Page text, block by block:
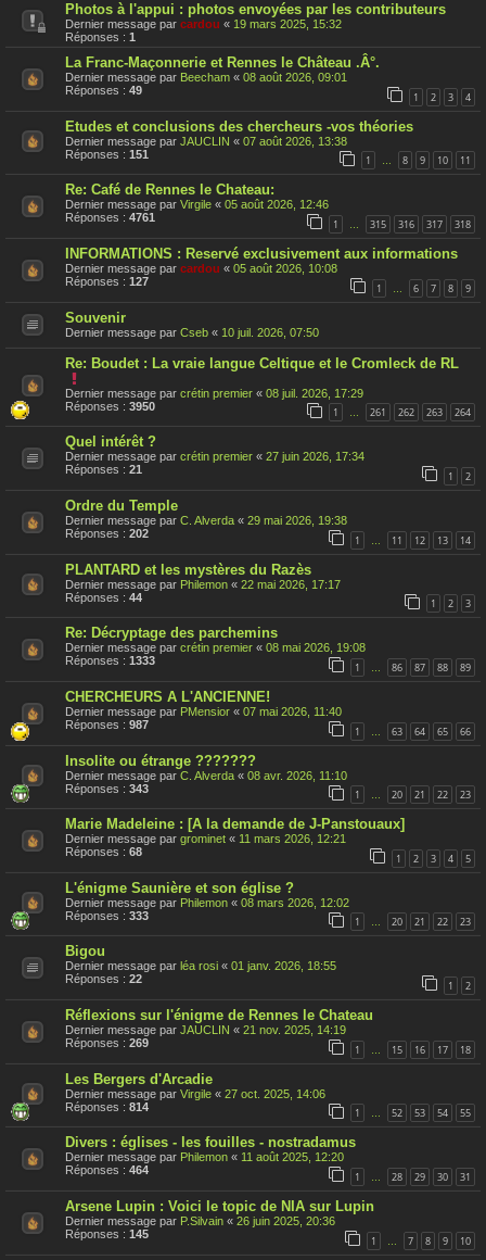
Photos à l'appui : photos envoyées par les contributeurs
Dernier message par cardou « 19 mars 2025, 15:32
Réponses : 1
La Franc-Maçonnerie et Rennes le Château .Â°.
Dernier message par Beecham « 08 août 2026, 09:01
Réponses : 49 1 2 3 4
Etudes et conclusions des chercheurs -vos théories
Dernier message par JAUCLIN « 07 août 2026, 13:38
Réponses : 151 1 … 8 9 10 11
Re: Café de Rennes le Chateau:
Dernier message par Virgile « 05 août 2026, 12:46
Réponses : 4761 1 … 315 316 317 318
INFORMATIONS : Reservé exclusivement aux informations
Dernier message par cardou « 05 août 2026, 10:08
Réponses : 127 1 6 7 8 9
Souvenir
Dernier message par Cseb « 10 juil. 2026, 07:50
Re: Boudet : La vraie langue Celtique et le Cromleck de RL
e
s
e
t
a
é
r
a
o
r
t
Dernier message par crétin premier « 08 juil. 2026, 17:29
Réponses : 3950 1 … 261 262 263 264
Quel intérêt ?
Dernier message par crétin premier « 27 juin 2026, 17:34
Réponses : 21 1 2
Ordre du Temple
Dernier message par C. Alverda « 29 mai 2026, 19:38
Réponses : 202 1 11 12 13 14
PLANTARD et les mystères du Razès
Dernier message par Philemon « 22 mai 2026, 17:17
Réponses : 44 1 2 3
Re: Décryptage des parchemins
Dernier message par crétin premier « 08 mai 2026, 19:08
Réponses : 1333 1 86 87 88 89
CHERCHEURS A L'ANCIENNE!
Dernier message par PMensior « 07 mai 2026, 11:40
Réponses : 987 1 63 64 65 66
Insolite ou étrange ???????
Dernier message par C. Alverda « 08 avr. 2026, 11:10
Réponses : 343 1 … 20 21 22 23
Marie Madeleine : [A la demande de J-Panstouaux]
Dernier message par grominet « 11 mars 2026, 12:21
Réponses : 68 1 2 3 4 5
L'énigme Saunière et son église ?
Dernier message par Philemon « 08 mars 2026, 12:02
Réponses : 333 1 … 20 21 22 23
Bigou
Dernier message par léa rosi « 01 janv. 2026, 18:55
Réponses : 22 1 2
Réflexions sur l'énigme de Rennes le Chateau
Dernier message par JAUCLIN « 21 nov. 2025, 14:19
Réponses : 269 1 15 16 17 18
Les Bergers d'Arcadie
Dernier message par Virgile « 27 oct. 2025, 14:06
Réponses : 814 1 … 52 53 54 55
Divers : églises - les fouilles - nostradamus
Dernier message par Philemon « 11 août 2025, 12:20
Réponses : 464 1 28 29 30 31
Arsene Lupin : Voici le topic de NIA sur Lupin
Dernier message par P.Silvain « 26 juin 2025, 20:36
Réponses : 145 1 7 8 9 10